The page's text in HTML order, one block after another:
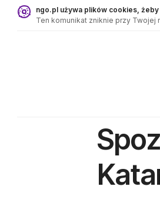
ngo.pl używa plików cookies,
Ten komunikat zniknie przy Twojej